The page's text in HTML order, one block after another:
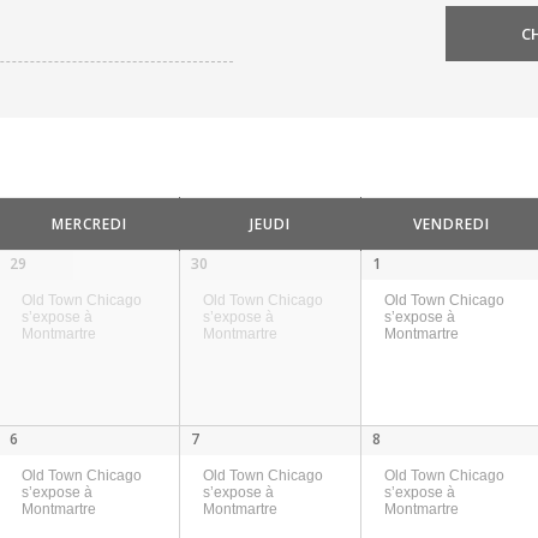
MERCREDI JEUDI VENDREDI
29
Old Town Chicago
s’expose à
Montmartre
30
Old Town Chicago
s’expose à
Montmartre
1
Old Town Chicago
s’expose à
Montmartre
6
Old Town Chicago
s’expose à
Montmartre
7
Old Town Chicago
s’expose à
Montmartre
8
Old Town Chicago
s’expose à
Montmartre